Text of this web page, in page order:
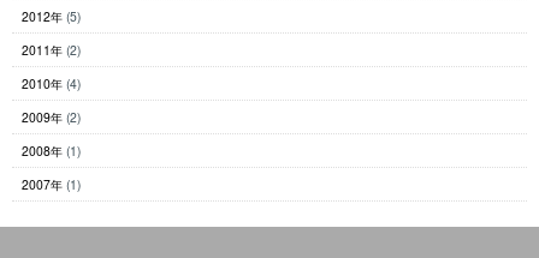
2012年 (5)
2011年 (2)
2010年 (4)
2009年 (2)
2008年 (1)
2007年 (1)